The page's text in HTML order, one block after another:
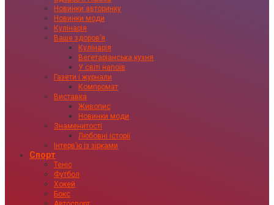
Новинки авторинку
Новинки моди
Кулінарія
Ваше здоровʼя
Кулінарія
Вегетаріанська кухня
У світі напоїв
Газети і журнали
Компромат
Виставка
Живопис
Новинки моди
Знаменитості
Любовні історії
Інтервʼю із зірками
Спорт
Теніс
Футбол
Хокей
Бокс